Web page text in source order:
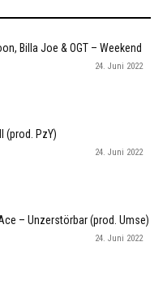
Billa Joe & OGT – Weekend
24. Juni 2022
(prod. PzY)
24. Juni 2022
– Unzerstörbar (prod. Umse)
24. Juni 2022